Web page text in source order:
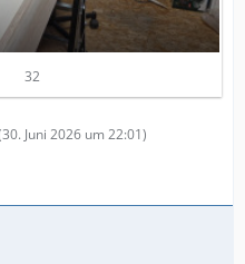
32
30. Juni 2026 um 22:01)